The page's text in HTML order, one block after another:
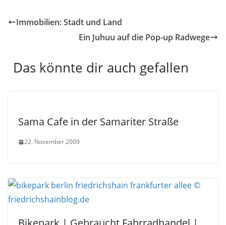
Immobilien: Stadt und Land
Ein Juhuu auf die Pop-up Radwege
Das könnte dir auch gefallen
Sama Cafe in der Samariter Straße
22. November 2009